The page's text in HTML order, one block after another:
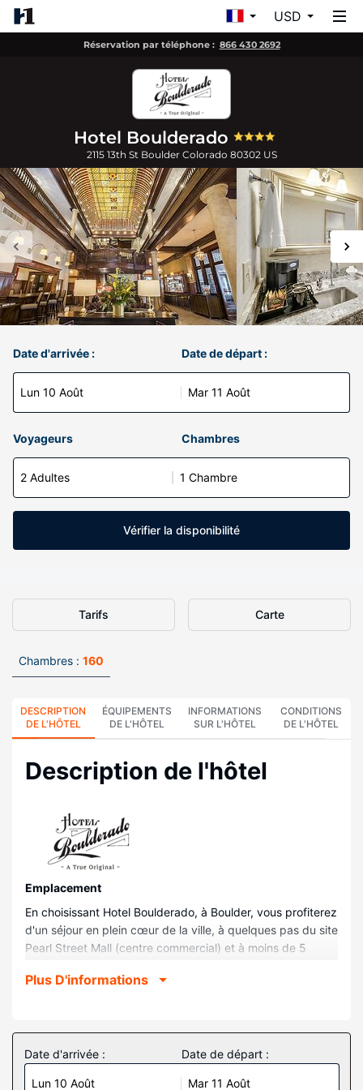
USD
Réservation par téléphone : 866 430 2692
Hotel Boulderado
2115 13th St Boulder Colorado 80302 US
Date d'arrivée :
Lun 10 Août
Date de départ :
Mar 11 Août
Voyageurs Chambres
2 Adultes 1 Chambre
Vérifier la disponibilité
Tarifs Carte
Chambres : 160
DESCRIPTION
DE L'HÔTEL
ÉQUIPEMENTS
DE L'HÔTEL
INFORMATIONS
SUR L'HÔTEL
CONDITIONS
DE L'HÔTEL
Description de l'hôtel
Emplacement
En choisissant Hotel Boulderado, à Boulder, vous profiterez
d'un séjour en plein cœur de la ville, à quelques pas du site
Pearl Street Mall (centre commercial) et à moins de 5
Cet hôtel de luxe se trouve à 2,9 km de Folsom Field
Choisissez une des 160 chambres dotées d'une télévision
à écran plat. Votre chambre est équipée d'un lit avec
surmatelas préparé avec de la literie de qualité supérieure.
Plus D'informations
Date d'arrivée :
Lun 10 Août
Date de départ :
Mar 11 Août